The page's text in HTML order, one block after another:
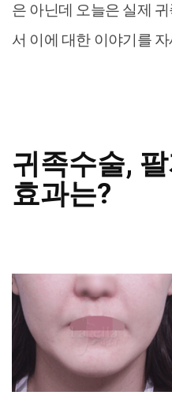
은 아닌데 오늘은 실제
서 이에 대한 이야기를
귀족수술,
효과는?